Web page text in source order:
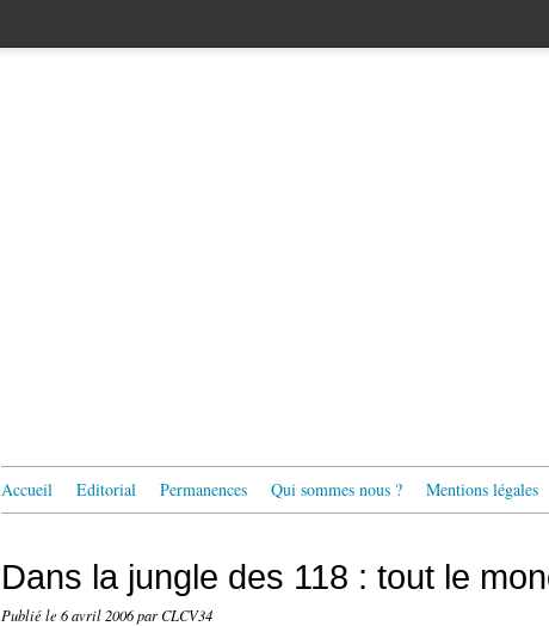
Accueil Editorial Permanences Qui sommes nous ? Mentions légales
Dans la jungle des 118 : tout le
Publié le 6 avril 2006par CLCV34